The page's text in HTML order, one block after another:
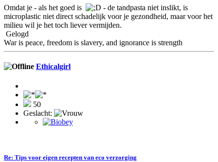
Omdat je - als het goed is
- de tandpasta niet inslikt, is
microplastic niet direct schadelijk voor je gezondheid, maar voor het
milieu wil je het toch liever vermijden.
Gelogd
War is peace, freedom is slavery, and ignorance is strength
Ethicalgirl
50
Geslacht:
Re: Tips voor eigen recepten van eco verzorging